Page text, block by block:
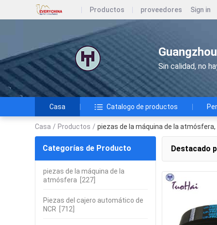
Productos proveedores Sign in
Sin calidad, no
Casa Catalogo de productos
Casa / Productos / piezas de la máquina de la
Categorías de Producto
piezas de la máquina de la
atmósfera [227]
Piezas del cajero automático de
NCR [712]
Destacado